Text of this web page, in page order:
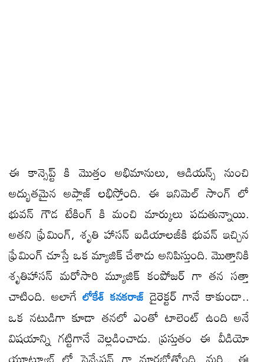
ఈ కాన్సెప్ట్ కి మొత్తం అభిమానులు, ఆడియన్స్ నుంచి
అద్భుతమైన అప్లాజ్ లభిస్తోంది. ఈ ఇనిమెల్ సాంగ్ లో
భువన్ గౌడ టేకింగ్ కి మంచి మార్కులు పడుతున్నాయి.
అతని ఫ్రేమింగ్, శృతి హాసన్ ఐడియాలజీకి భువన్ ఇచ్చిన
ఫ్రేమింగ్ చూస్తే ఒక మ్యాజిక్ చేశాడు అనిపిస్తుంది. మొత్తానికి
శృతిహాసన్ మరోసారి మ్యూజిక్ కంపోజర్ గా తన సత్తా
చాటింది. అలాగేలోకేశ్ కనకరాజ్ డైరెక్టర్ గానే కాకుండా..
ఒక నటుడిగా కూడా తనలో ఎంతో టాలెంట్ ఉంది అనే
విషయాన్ని గట్టిగానే వెల్లడించాడు. ప్రస్తుతం ఈ వీడియో